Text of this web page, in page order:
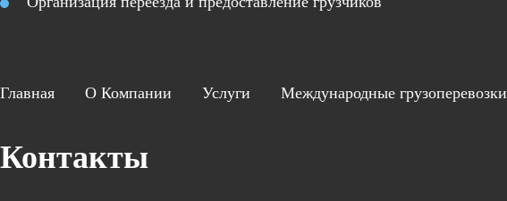
Главная О Компании Услуги Международные грузоперевозки
Контакты